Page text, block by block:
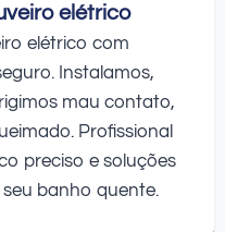
elétrico
elétrico com
Instalamos,
mau contato,
Profissional
preciso e soluções
banho quente.